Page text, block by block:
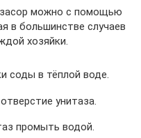
засор можно с помощью
в большинстве случаев
хозяйки.
соды в тёплой воде.
унитаза.
промыть водой.